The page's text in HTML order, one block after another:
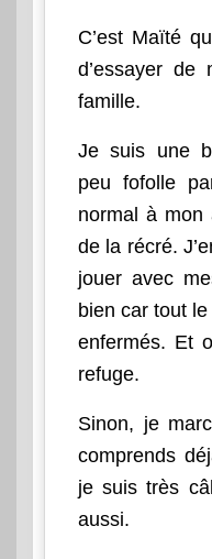
C’est Maïté
d’essayer de
famille.
Je suis une
peu fofolle
normal à mon
de la récré.
jouer avec
bien car tout
enfermés. Et
refuge.
Sinon, je
comprends
je suis très
aussi.